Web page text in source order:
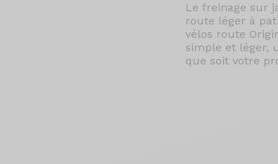
Le freinage sur
route léger à
vélos route
simple et léger,
que soit votre